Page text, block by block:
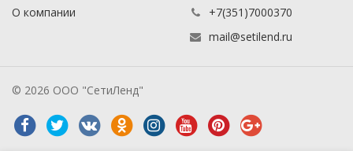
О компании
+7(351)7000370
mail@setilend.ru
© 2026 ООО "СетиЛенд"